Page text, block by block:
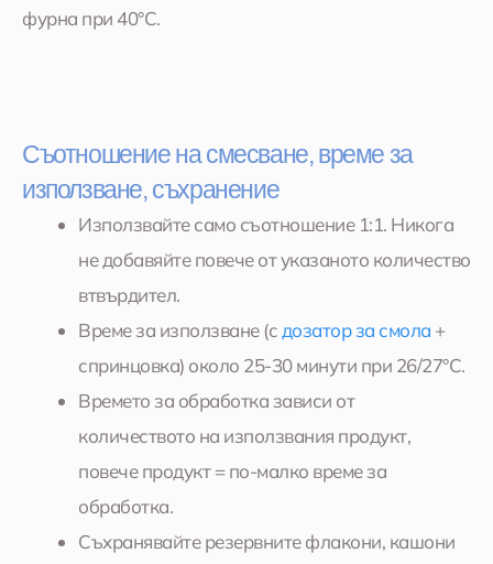
фурна при 40°C.
Съотношение на смесване, време за
използване, съхранение
Използвайте само съотношение 1:1. Никога
не добавяйте повече от указаното количество
втвърдител.
Време за използване (с дозатор за смола +
спринцовка) около 25-30 минути при 26/27°C.
Времето за обработка зависи от
количеството на използвания продукт,
повече продукт = по-малко време за
обработка.
Съхранявайте резервните флакони, кашони